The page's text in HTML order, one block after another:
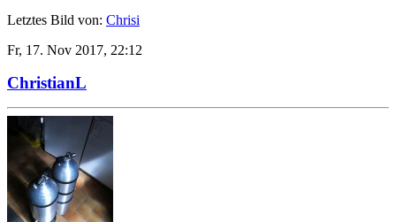
Letztes Bild von: Chrisi
Fr, 17. Nov 2017, 22:12
ChristianL